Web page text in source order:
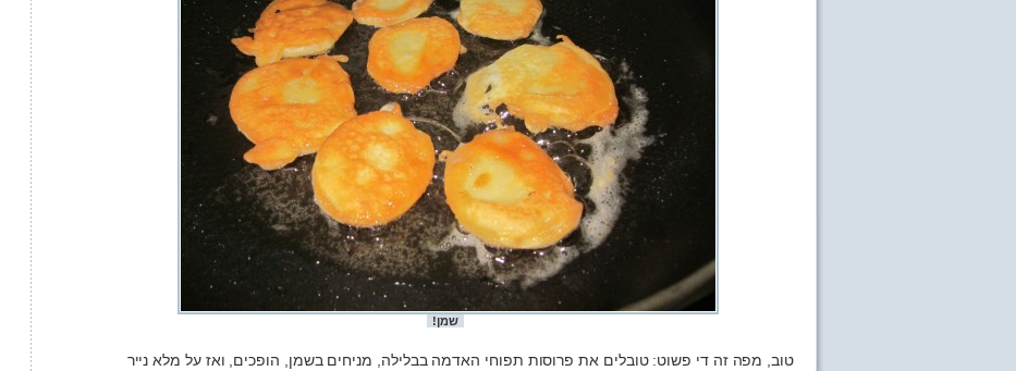
שמן!
טוב, מפה זה די פשוט: טובלים את פרוסות תפוחי האדמה בבלילה, מניחים בשמן, הופכים, ואז על מלא נייר